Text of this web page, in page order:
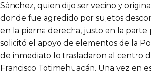
Sánchez, quien dijo ser vecino y
donde fue agredido por sujetos
en la pierna derecha, justo en la
solicitó el apoyo de elementos de la
de inmediato lo trasladaron al centro
Francisco Totimehuacán. Una vez en